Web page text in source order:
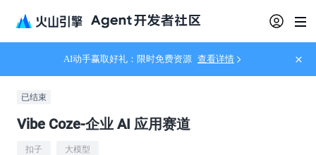
AI动手赢取好礼：限时免费资源 查看详情
已结束
Vibe Coze-企业 AI 应用赛道
扣子 大模型